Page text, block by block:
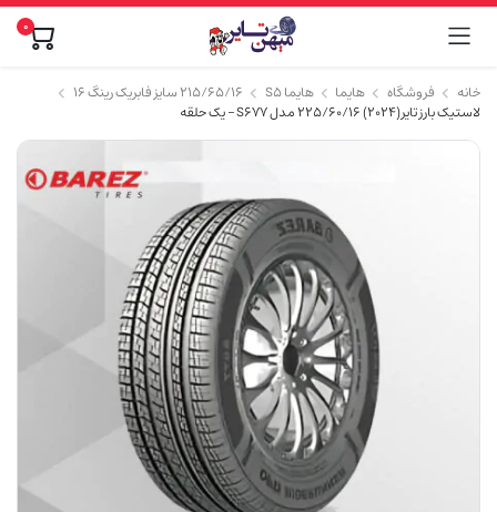
0
خانه فروشگاه هایما هایما S5
۲۱۵/۶۵/۱۶ سایز فابریک رینگ ۱۶
لاستیک بارز تایر (2024) 225/60/16 مدل S677 – یک حلقه